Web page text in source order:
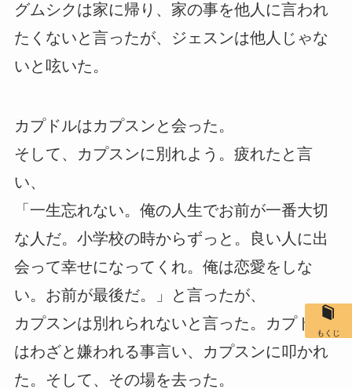
グムシクは家に帰り、家の事を他人に言われ
たくないと言ったが、ジェスンは他人じゃな
いと呟いた。
カプドルはカプスンと会った。
そして、カプスンに別れよう。疲れたと言
い、
「一生忘れない。俺の人生でお前が一番大切
な人だ。小学校の時からずっと。良い人に出
会って幸せになってくれ。俺は恋愛をしな
い。お前が最後だ。」と言ったが、
カプスンは別れられないと言った。カプドル
はわざと嫌われる事言い、カプスンに叩かれ
た。そして、その場を去った。
もくじ